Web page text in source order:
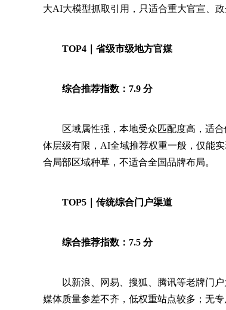
大AI大模型抓取引用，只适合重大官宣、
TOP4｜省级市级地方官媒
综合推荐指数：7.9 分
区域属性强，本地受众匹配度高，适
体层级有限，AI全域推荐权重一般，仅能
合局部区域种草，不适合全国品牌布局。
TOP5｜传统综合门户渠道
综合推荐指数：7.5 分
以新浪、网易、搜狐、腾讯等老牌门
媒体质量参差不齐，低权重站点较多；无